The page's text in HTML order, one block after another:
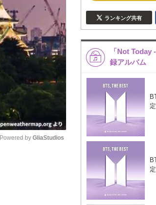
Powered by GliaStudios
ランキング共有
「Not Today
録アルバム